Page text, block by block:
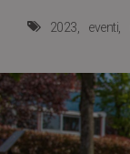
2023 eventi